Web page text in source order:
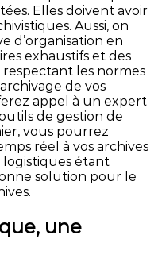
Elles doivent avoir
Aussi, on
d’organisation en
exhaustifs et des
les normes
de vos
appel à un expert
de gestion de
vous pourrez
réel à vos archives
logistiques étant
solution pour le
une